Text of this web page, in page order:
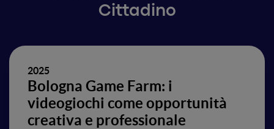
Cittadino
2025
Bologna Game Farm: i
videogiochi come opportunità
creativa e professionale